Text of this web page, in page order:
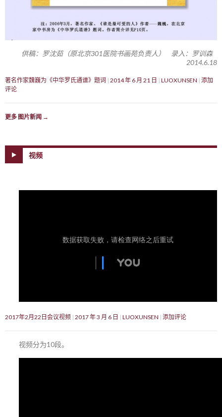
供稿：罗沈茹（原北京301医院书画苑负责人） 录入：罗训森
2014.6.18
著名作家魏巍为《中华罗氏通谱》题词 2014 年 6 月 21 日 LUOXUNSEN 添加
评论
更多 图片新闻 →
视频
2017年2月22日会议视频 2017 年 3 月 6 日 LUOXUNSEN 添加评论
视频分为10段。